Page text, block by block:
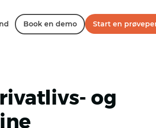
Book en demo Start en
og